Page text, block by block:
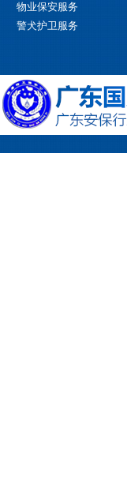
物业保安服务
警犬护卫服务